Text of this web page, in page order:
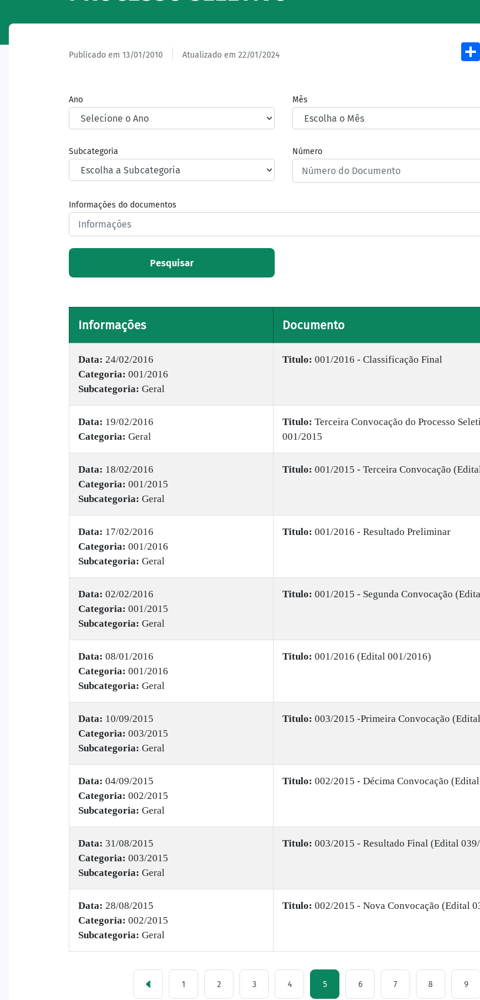
Publicado em 13/01/2010 Atualizado em 22/01/2024
Ano Mês
Subcategoria Número
Informações do documentos
Pesquisar
Informações Documento
Data: 24/02/2016
Categoria: 001/2016
Subcategoria: Geral
Titulo: 001/2016 - Classificação Final
Data: 19/02/2016
Categoria: Geral
Titulo: Terceira Convocação do Processo
001/2015
Data: 18/02/2016
Categoria: 001/2015
Subcategoria: Geral
Titulo: 001/2015 - Terceira Convocação
Data: 17/02/2016
Categoria: 001/2016
Subcategoria: Geral
Titulo: 001/2016 - Resultado Preliminar
Data: 02/02/2016
Categoria: 001/2015
Subcategoria: Geral
Titulo: 001/2015 - Segunda Convocação
Data: 08/01/2016
Categoria: 001/2016
Subcategoria: Geral
Titulo: 001/2016 (Edital 001/2016)
Data: 10/09/2015
Categoria: 003/2015
Subcategoria: Geral
Titulo: 003/2015 -Primeira Convocação
Data: 04/09/2015
Categoria: 002/2015
Subcategoria: Geral
Titulo: 002/2015 - Décima Convocação
Data: 31/08/2015
Categoria: 003/2015
Subcategoria: Geral
Titulo: 003/2015 - Resultado Final (Edital
Data: 28/08/2015
Categoria: 002/2015
Subcategoria: Geral
Titulo: 002/2015 - Nova Convocação (Edital
1 2 3 4 5 6 7 8 9